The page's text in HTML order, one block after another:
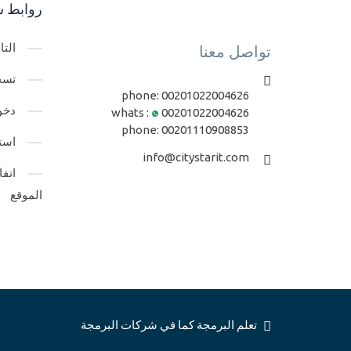
تواصل معنا
phone: 00201022004626
whats :
00201022004626
phone: 00201110908853
info@citystarit.com
روابط
الموقع
تعلم البرمجة كما في شركات البرمجة